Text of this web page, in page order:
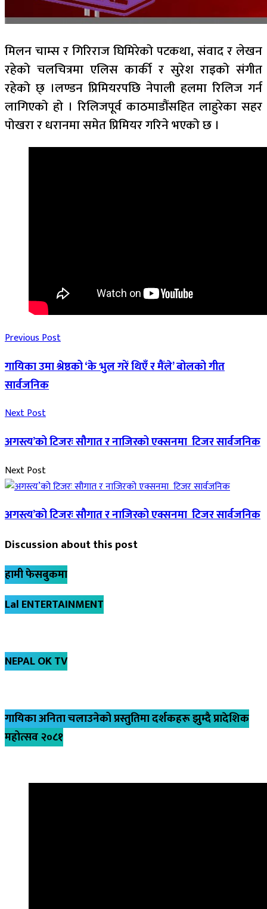
मिलन चाम्स र गिरिराज घिमिरेको पटकथा, संवाद र लेखन
रहेको चलचित्रमा एलिस कार्की र सुरेश राइको संगीत
रहेको छ् ।लण्डन प्रिमियरपछि नेपाली हलमा रिलिज गर्न
लागिएको हो । रिलिजपूर्व काठमाडौंसहित लाहुरेका सहर
पोखरा र धरानमा समेत प्रिमियर गरिने भएको छ ।
Previous Post
गायिका उमा श्रेष्ठको ‘के भुल गरें थिएँ र मैंले’ बोलको गीत
सार्वजनिक
Next Post
अगस्त्य’को टिजरः सौगात र नाजिरको एक्सनमा टिजर सार्वजनिक
Next Post
अगस्त्य’को टिजरः सौगात र नाजिरको एक्सनमा टिजर सार्वजनिक
Discussion about this post
हामी फेसबुकमा
Lal ENTERTAINMENT
NEPAL OK TV
गायिका अनिता चलाउनेको प्रस्तुतिमा दर्शकहरू झुम्दै प्रादेशिक
महोत्सव २०८१